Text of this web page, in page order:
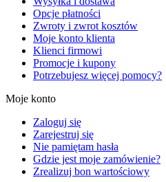
Opcje płatności
Zwroty i zwrot kosztów
Moje konto klienta
Klienci firmowi
Promocje i kupony
Potrzebujesz więcej pomocy?
Moje konto
Zaloguj się
Zarejestruj się
Nie pamiętam hasła
Gdzie jest moje zamówienie?
Zrealizuj bon wartościowy